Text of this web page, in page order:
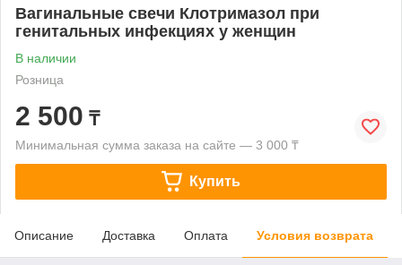
Вагинальные свечи Клотримазол при
генитальных инфекциях у женщин
В наличии
Розница
2 500 ₸
Минимальная сумма заказа на сайте — 3 000 ₸
Купить
Описание Доставка Оплата Условия возврата